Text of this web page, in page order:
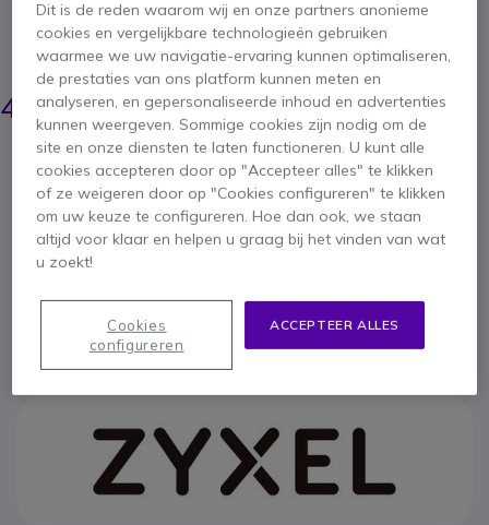
Watt PoE budget, levenslange garantie
BESPAAR 15,00 €
59,35 €
43,95 € ex. BTW- 53,18 €
Aantal
IN WINKELWAGEN
OFFERTE BINNEN 4 UUR
oneindigFabrieksgarantie
Dit is de reden waarom wij en onze partners anonieme
cookies en vergelijkbare technologieën gebruiken
waarmee we uw navigatie-ervaring kunnen optimaliseren,
de prestaties van ons platform kunnen meten en
analyseren, en gepersonaliseerde inhoud en advertenties
kunnen weergeven. Sommige cookies zijn nodig om de
site en onze diensten te laten functioneren. U kunt alle
cookies accepteren door op "Accepteer alles" te klikken
of ze weigeren door op "Cookies configureren" te klikken
om uw keuze te configureren. Hoe dan ook, we staan
altijd voor klaar en helpen u graag bij het vinden van wat
u zoekt!
ACCEPTEER ALLES
Cookies
configureren